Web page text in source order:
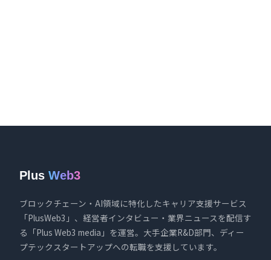
Plus Web3
ブロックチェーン・AI領域に特化したキャリア支援サービス
「PlusWeb3」、経営者インタビュー・業界ニュースを配信す
る「Plus Web3 media」を運営。大手企業R&D部門、ディー
プテックスタートアップへの転職を支援しています。